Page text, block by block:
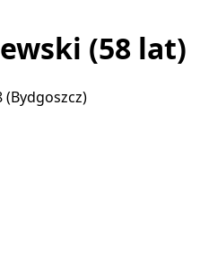
(58 lat)
(Bydgoszcz)